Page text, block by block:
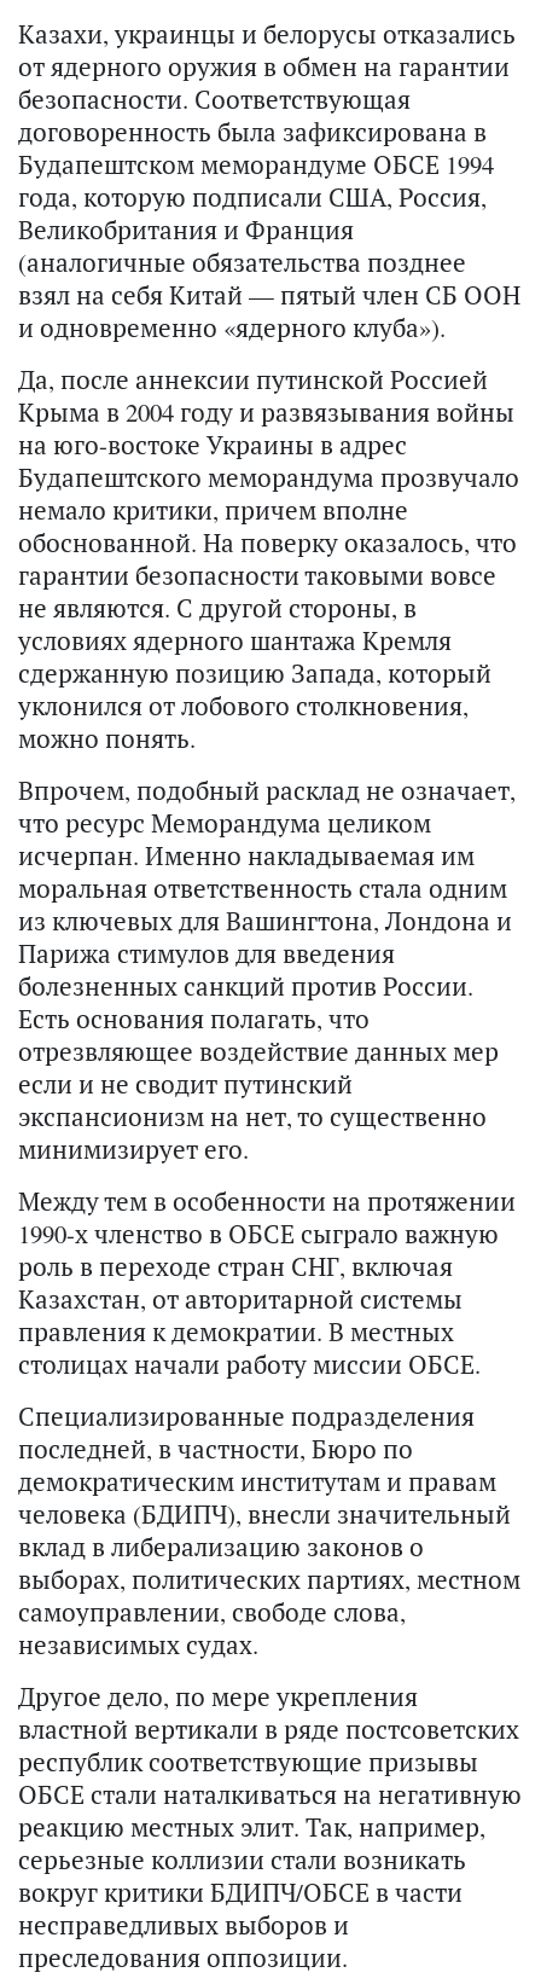
Казахи, украинцы и белорусы отказались
от ядерного оружия в обмен на гарантии
безопасности. Соответствующая
договоренность была зафиксирована в
Будапештском меморандуме ОБСЕ 1994
года, которую подписали США, Россия,
Великобритания и Франция
(аналогичные обязательства позднее
взял на себя Китай — пятый член СБ ООН
и одновременно «ядерного клуба»).
Да, после аннексии путинской Россией
Крыма в 2004 году и развязывания войны
на юго-востоке Украины в адрес
Будапештского меморандума прозвучало
немало критики, причем вполне
обоснованной. На поверку оказалось, что
гарантии безопасности таковыми вовсе
не являются. С другой стороны, в
условиях ядерного шантажа Кремля
сдержанную позицию Запада, который
уклонился от лобового столкновения,
можно понять.
Впрочем, подобный расклад не означает,
что ресурс Меморандума целиком
исчерпан. Именно накладываемая им
моральная ответственность стала одним
из ключевых для Вашингтона, Лондона и
Парижа стимулов для введения
болезненных санкций против России.
Есть основания полагать, что
отрезвляющее воздействие данных мер
если и не сводит путинский
экспансионизм на нет, то существенно
минимизирует его.
Между тем в особенности на протяжении
1990-х членство в ОБСЕ сыграло важную
роль в переходе стран СНГ, включая
Казахстан, от авторитарной системы
правления к демократии. В местных
столицах начали работу миссии ОБСЕ.
Специализированные подразделения
последней, в частности, Бюро по
демократическим институтам и правам
человека (БДИПЧ), внесли значительный
вклад в либерализацию законов о
выборах, политических партиях, местном
самоуправлении, свободе слова,
независимых судах.
Другое дело, по мере укрепления
властной вертикали в ряде постсоветских
республик соответствующие призывы
ОБСЕ стали наталкиваться на негативную
реакцию местных элит. Так, например,
серьезные коллизии стали возникать
вокруг критики БДИПЧ/ОБСЕ в части
несправедливых выборов и
преследования оппозиции.